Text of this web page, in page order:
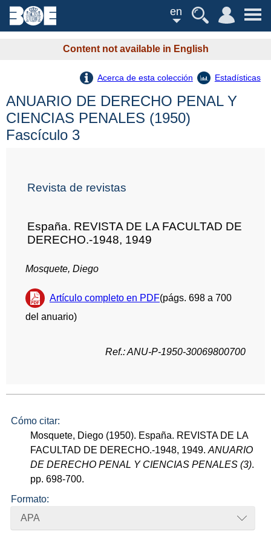
en
Content not available in English
Acerca de esta colección Estadísticas
ANUARIO DE DERECHO PENAL Y
CIENCIAS PENALES (1950)
Fascículo 3
Revista de revistas
España. REVISTA DE LA FACULTAD DE
DERECHO.-1948, 1949
Mosquete, Diego
Artículo completo en PDF(págs. 698 a 700
del anuario)
Ref.: ANU-P-1950-30069800700
Cómo citar:
Mosquete, Diego (1950). España. REVISTA DE LA
FACULTAD DE DERECHO.-1948, 1949.ANUARIO
DE DERECHO PENAL Y CIENCIAS PENALES (3).
pp. 698-700.
Formato:
APA